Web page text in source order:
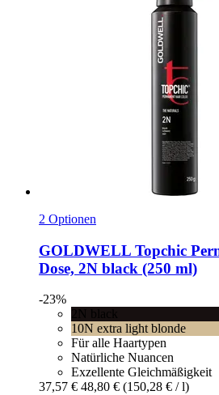
2 Optionen
GOLDWELL Topchic
Dose, 2N black (250 ml)
-23%
10N extra light blonde
Für alle Haartypen
Natürliche Nuancen
Exzellente Gleichmäßigkeit
37,57 € 48,80 € (150,28 € / l)